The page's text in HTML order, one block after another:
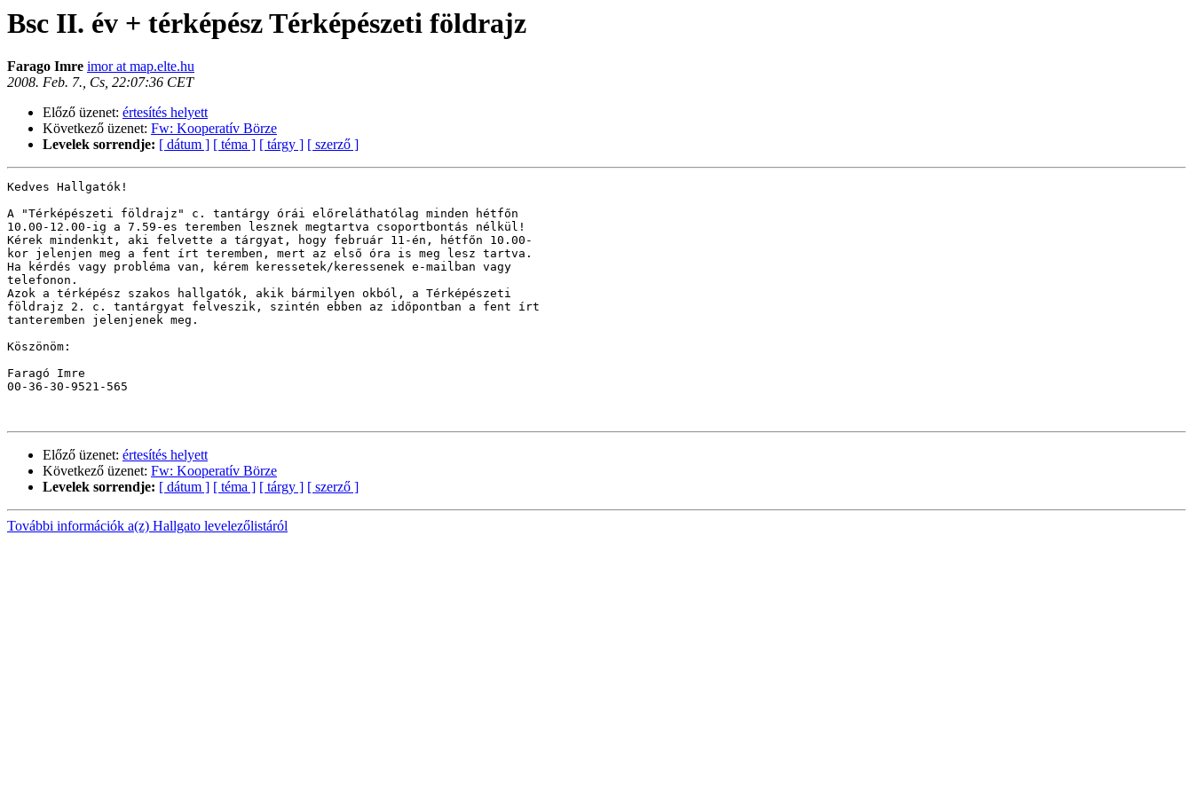
Bsc II. év + térképész Térképészeti földrajz
Farago Imre imor at map.elte.hu
2008. Feb. 7., Cs, 22:07:36 CET
Előző üzenet: értesítés helyett
Következő üzenet: Fw: Kooperatív Börze
Levelek sorrendje: [ dátum ] [ téma ] [ tárgy ] [ szerző ]
Kedves Hallgatók!
A "Térképészeti földrajz" c. tantárgy órái előreláthatólag minden hétfőn
10.00-12.00-ig a 7.59-es teremben lesznek megtartva csoportbontás nélkül!
Kérek mindenkit, aki felvette a tárgyat, hogy február 11-én, hétfőn 10.00-
kor jelenjen meg a fent írt teremben, mert az első óra is meg lesz tartva.
Ha kérdés vagy probléma van, kérem keressetek/keressenek e-mailban vagy
telefonon.
Azok a térképész szakos hallgatók, akik bármilyen okból, a Térképészeti
földrajz 2. c. tantárgyat felveszik, szintén ebben az időpontban a fent írt
tanteremben jelenjenek meg.
Köszönöm:
Faragó Imre
00-36-30-9521-565
Előző üzenet: értesítés helyett
Következő üzenet: Fw: Kooperatív Börze
Levelek sorrendje: [ dátum ] [ téma ] [ tárgy ] [ szerző ]
További információk a(z) Hallgato levelezőlistáról